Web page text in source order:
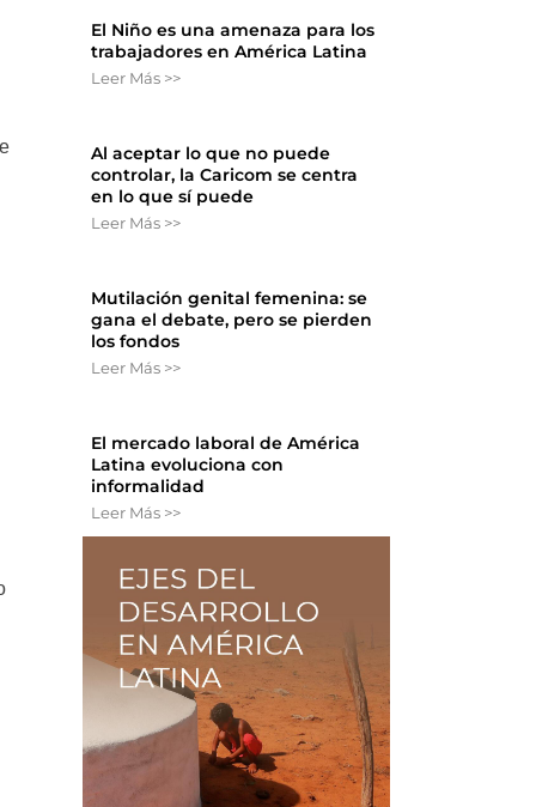
El Niño es una amenaza para los
trabajadores en América Latina
Leer Más >>
Al aceptar lo que no puede
controlar, la Caricom se centra
en lo que sí puede
Leer Más >>
Mutilación genital femenina: se
gana el debate, pero se pierden
los fondos
Leer Más >>
El mercado laboral de América
Latina evoluciona con
informalidad
Leer Más >>